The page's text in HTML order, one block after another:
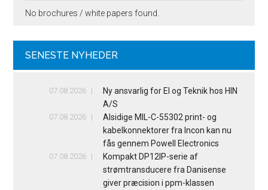
No brochures / white papers found.
SENESTE NYHEDER
07.08.2026
Ny ansvarlig for El og Teknik hos HIN
A/S
07.08.2026
Alsidige MIL-C-55302 print- og
kabelkonnektorer fra Incon kan nu
fås gennem Powell Electronics
07.08.2026
Kompakt DP12IP-serie af
strømtransducere fra Danisense
giver præcision i ppm-klassen